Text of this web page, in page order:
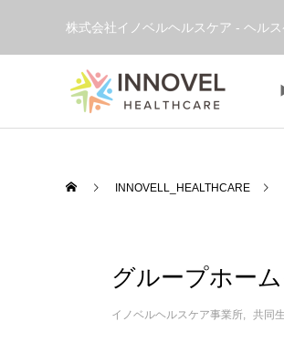
株式会社イノベルヘルスケア - ヘル
INNOVELL_HEALTHCARE
グループホー
イノベルヘルスケア事業所 共同